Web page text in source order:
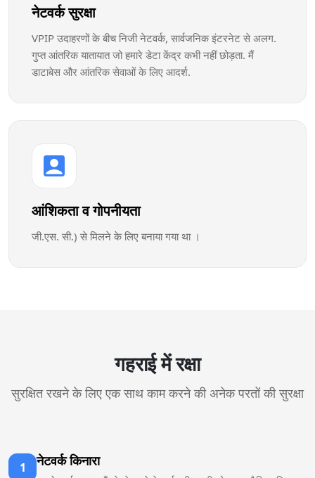
नेटवर्क सुरक्षा
VPIP उदाहरणों के बीच निजी नेटवर्क, सार्वजनिक इंटरनेट से अलग.
गुप्त आंतरिक यातायात जो हमारे डेटा केंद्र कभी नहीं छोड़ता. मैं
डाटाबेस और आंतरिक सेवाओं के लिए आदर्श.
आंशिकता व गोपनीयता
जी.एस. सी.) से मिलने के लिए बनाया गया था ।
गहराई में रक्षा
सुरक्षित रखने के लिए एक साथ काम करने की अनेक परतों की सुरक्षा
1 नेटवर्क किनारा